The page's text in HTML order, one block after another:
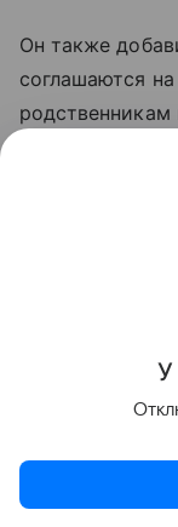
Он также
соглашаются
и якобы
У